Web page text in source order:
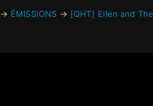
→ ÉMISSIONS → [QHT] Ellen and